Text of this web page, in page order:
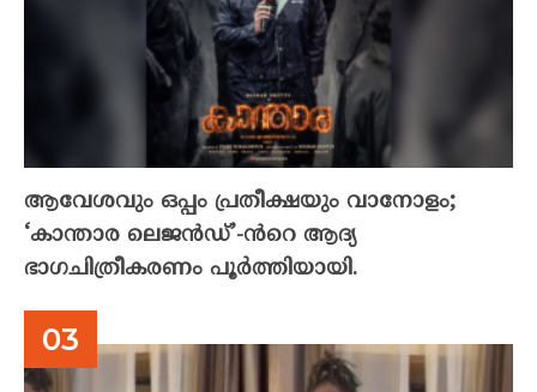
ആവേശവും ഒപ്പം പ്രതീക്ഷയും വാനോളം;
‘കാന്താര ലെജൻഡ്’-ൻറെ ആദ്യ
ഭാഗചിത്രീകരണം പൂർത്തിയായി.